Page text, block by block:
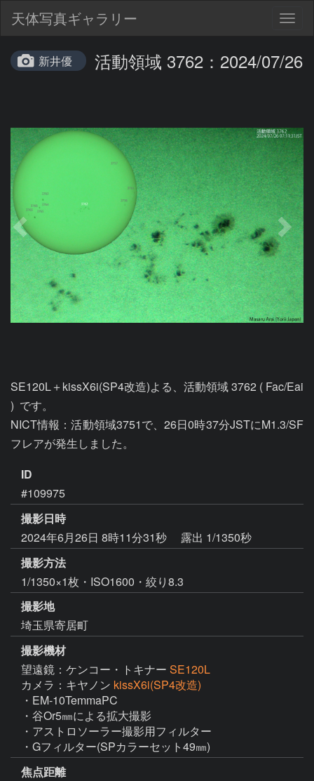
天体写真ギャラリー
新井優 活動領域 3762：2024/07/26
SE120L＋kissX6i(SP4改造)よる、活動領域 3762 ( Fac/Eai
)  です。
NICT情報：活動領域3751で、26日0時37分JSTにM1.3/SF
フレアが発生しました。
ID
#109975
撮影日時
2024年6月26日 8時11分31秒
露出 1/1350秒
撮影方法
1/1350×1枚・ISO1600・絞り8.3
撮影地
埼玉県寄居町
撮影機材
望遠鏡：ケンコー・トキナー SE120L
カメラ：キヤノン kissX6i(SP4改造)
・EM-10TemmaPC
・谷Or5㎜による拡大撮影
・アストロソーラー撮影用フィルター
・Gフィルター(SPカラーセット49㎜)
焦点距離